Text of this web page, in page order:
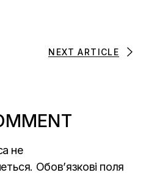
NEXT ARTICLE
не
Обов’язкові поля